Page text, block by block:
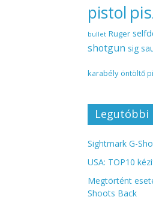
pistol
bullet Ruger
shotgun sig
karabély öntöltő
Legutóbbi
Sightmark G-
USA: TOP10
Megtörtént
Shoots Back